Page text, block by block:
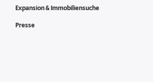
Expansion & Immobiliensuche
Presse